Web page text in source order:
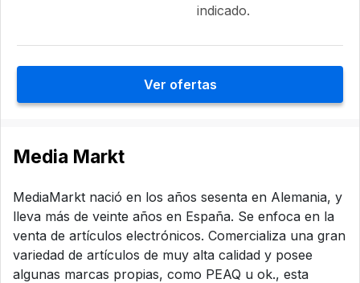
indicado.
Ver ofertas
Media Markt
MediaMarkt nació en los años sesenta en Alemania, y
lleva más de veinte años en España. Se enfoca en la
venta de artículos electrónicos. Comercializa una gran
variedad de artículos de muy alta calidad y posee
algunas marcas propias, como PEAQ u ok., esta